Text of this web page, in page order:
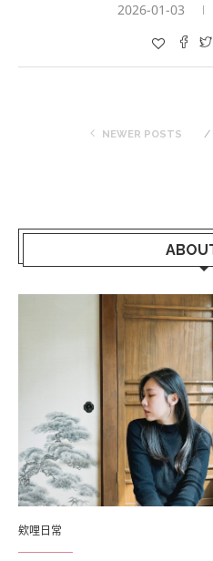
2026-01-03
NEWER POSTS
欸哩日常